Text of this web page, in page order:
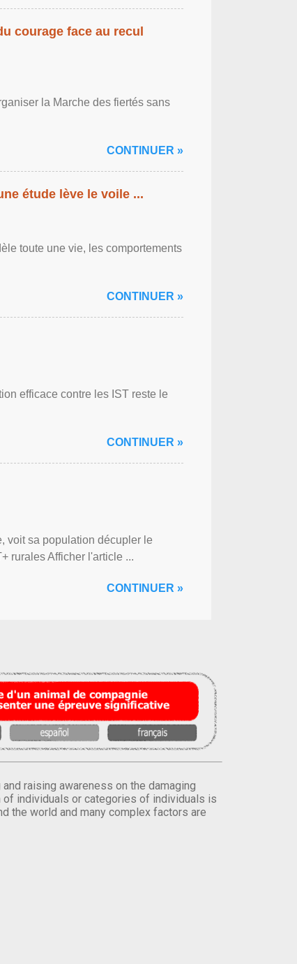
courage face au recul
la Marche des fiertés sans
CONTINUER »
étude lève le voile ...
toute une vie, les comportements
CONTINUER »
efficace contre les IST reste le
CONTINUER »
voit sa population décupler le
rurales Afficher l'article ...
CONTINUER »
raising awareness on the damaging
individuals or categories of individuals is
the world and many complex factors are